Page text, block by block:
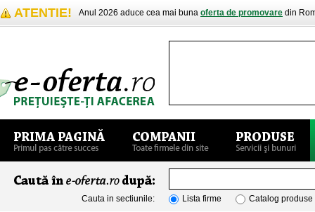
ATENTIE! Anul 2026 aduce cea mai buna oferta de promovare din
Cauta in sectiunile: Lista firme Catalog produse